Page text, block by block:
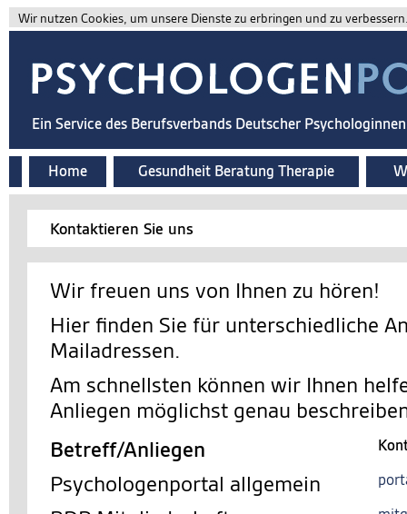
Wir nutzen Cookies, um unsere Dienste zu erbringen und zu
Ein Service des Berufsverbands Deutscher
Home Gesundheit Beratung Therapie
Kontaktieren Sie uns
Wir freuen uns von Ihnen zu hören!
Hier finden Sie für unterschiedliche
Mailadressen.
Am schnellsten können wir Ihnen
Anliegen möglichst genau
Betreff/Anliegen
Psychologenportal allgemein